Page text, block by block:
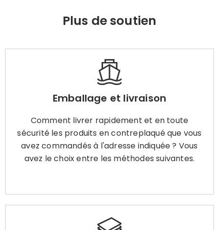
Plus de soutien
Emballage et livraison
Comment livrer rapidement et en toute
sécurité les produits en contreplaqué que vous
avez commandés à l'adresse indiquée ? Vous
avez le choix entre les méthodes suivantes.
Emballage et livraison
Comment livrer rapidement et en toute
sécurité les produits en contreplaqué que vous
avez le choix entre les méthodes suivantes.
Apprendre encore plus